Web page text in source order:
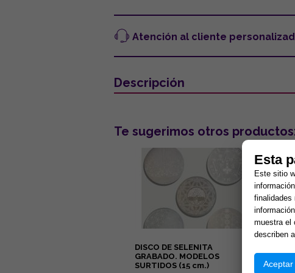
Atención al cliente
Descripción
Te sugerimos otros
DISCO DE SELENITA
GRABADO. MODELOS
SURTIDOS (15 cm.)
7
Esta
Este sitio
finalidades
muestra el
describen